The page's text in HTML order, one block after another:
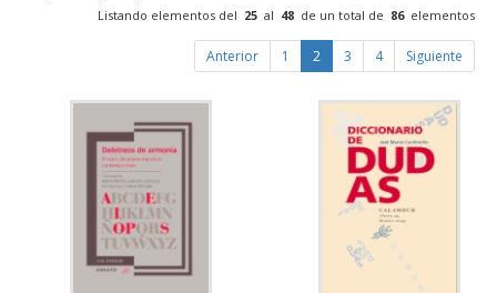
Listando elementos del 25 al 48 de un total de 86elementos
Anterior 1 2 3 4 Siguiente